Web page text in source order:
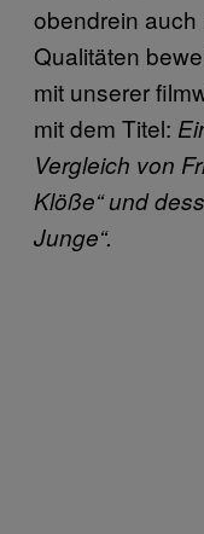
obendrein
Qualitäten
mit unserer
mit dem Titel:
Vergleich von
Klöße“ und
Junge“.